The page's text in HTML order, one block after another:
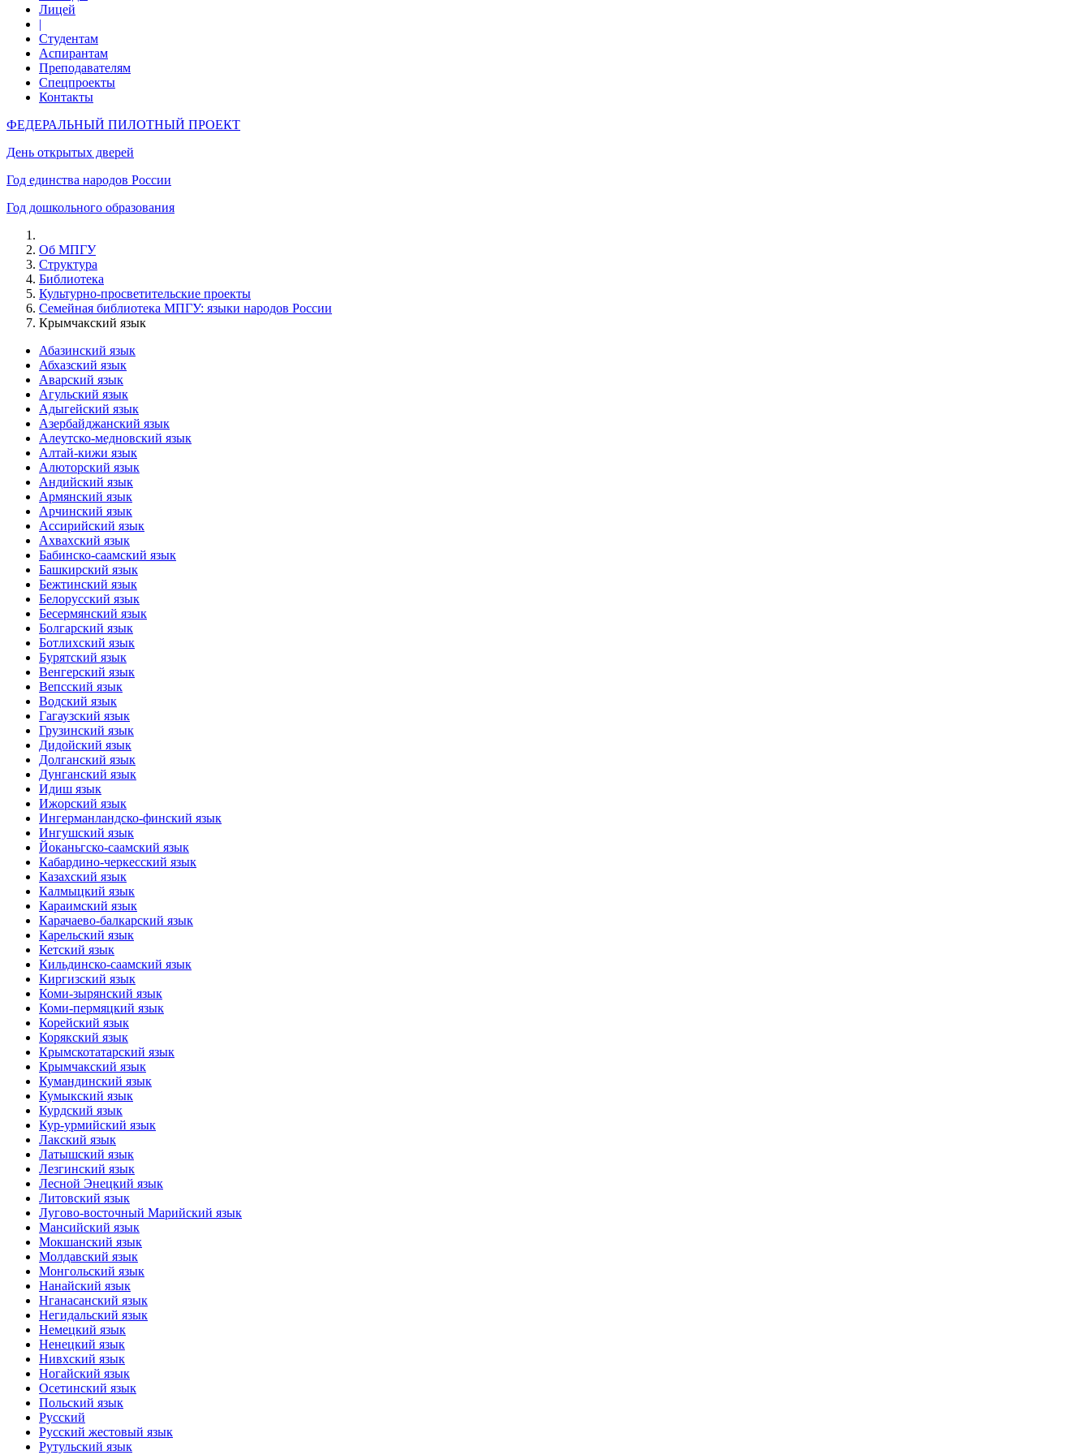
Лицей
|
Студентам
Аспирантам
Преподавателям
Спецпроекты
Контакты
ФЕДЕРАЛЬНЫЙ ПИЛОТНЫЙ ПРОЕКТ
День открытых дверей
Год единства народов России
Год дошкольного образования
Об МПГУ
Структура
Библиотека
Культурно-просветительские проекты
Семейная библиотека МПГУ: языки народов России
Крымчакский язык
Абазинский язык
Абхазский язык
Аварский язык
Агульский язык
Адыгейский язык
Азербайджанский язык
Алеутско-медновский язык
Алтай-кижи язык
Алюторский язык
Андийский язык
Армянский язык
Арчинский язык
Ассирийский язык
Ахвахский язык
Бабинско-саамский язык
Башкирский язык
Бежтинский язык
Белорусский язык
Бесермянский язык
Болгарский язык
Ботлихский язык
Бурятский язык
Венгерский язык
Вепсский язык
Водский язык
Гагаузский язык
Грузинский язык
Дидойский язык
Долганский язык
Дунганский язык
Идиш язык
Ижорский язык
Ингерманландско-финский язык
Ингушский язык
Йоканьгско-саамский язык
Кабардино-черкесский язык
Казахский язык
Калмыцкий язык
Караимский язык
Карачаево-балкарский язык
Карельский язык
Кетский язык
Кильдинско-саамский язык
Киргизский язык
Коми-зырянский язык
Коми-пермяцкий язык
Корейский язык
Корякский язык
Крымскотатарский язык
Крымчакский язык
Кумандинский язык
Кумыкский язык
Курдский язык
Кур-урмийский язык
Лакский язык
Латышский язык
Лезгинский язык
Лесной Энецкий язык
Литовский язык
Лугово-восточный Марийский язык
Мансийский язык
Мокшанский язык
Молдавский язык
Монгольский язык
Нанайский язык
Нганасанский язык
Негидальский язык
Немецкий язык
Ненецкий язык
Нивхский язык
Ногайский язык
Осетинский язык
Польский язык
Русский
Русский жестовый язык
Рутульский язык